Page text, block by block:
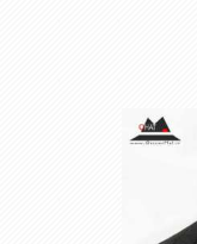
بارانی
مناسب
فرمی